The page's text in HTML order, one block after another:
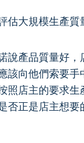
估大規模生產質
說產品質量好，
該向他們索要手
照店主的要求生
否正是店主想要